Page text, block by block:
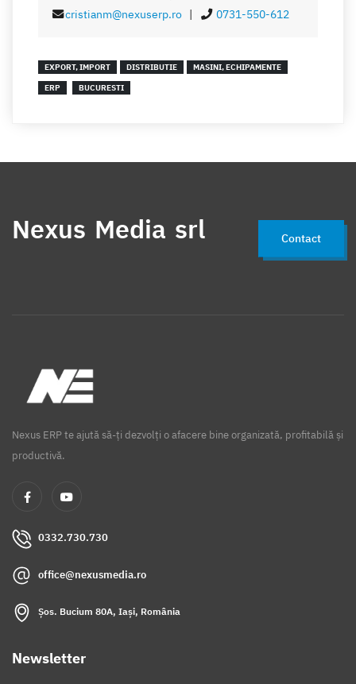
cristianm@nexuserp.ro| 0731-550-612
EXPORT, IMPORT DISTRIBUTIE
MASINI, ECHIPAMENTE
ERP
BUCURESTI
Nexus Media srl Contact
Nexus ERP te ajută să-ți dezvolți o afacere bine organizată, profitabilă și
productivă.
0332.730.730
office@nexusmedia.ro
Șos. Bucium 80A, Iași, România
Newsletter